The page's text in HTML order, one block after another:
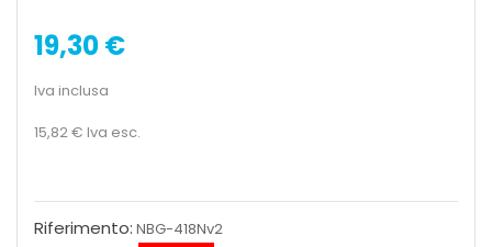
19,30 €
Iva inclusa
15,82 € Iva esc.
Riferimento: NBG-418Nv2